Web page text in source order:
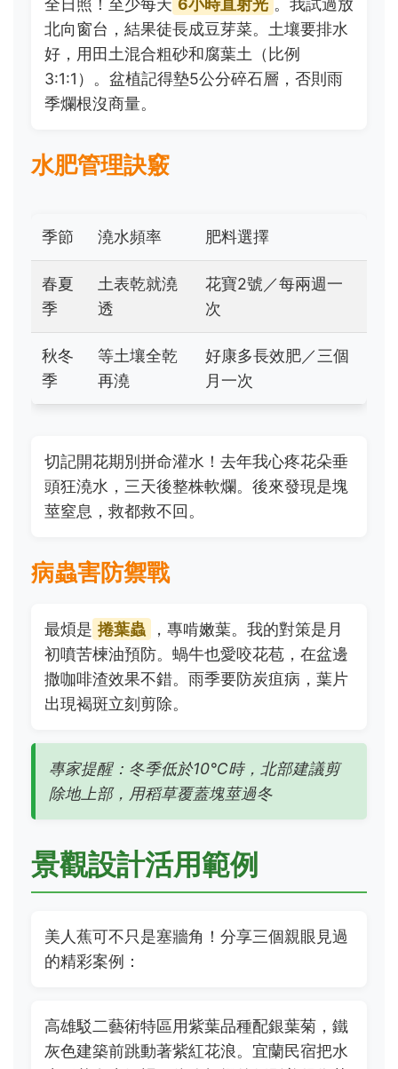
全日照！至少每天 6小時直射光 。我試過放
北向窗台，結果徒長成豆芽菜。土壤要排水
好，用田土混合粗砂和腐葉土（比例
3:1:1）。盆植記得墊5公分碎石層，否則雨
季爛根沒商量。
水肥管理訣竅
季節 澆水頻率 肥料選擇
春夏
季
土表乾就澆
透
花寶2號／每兩週一
次
秋冬
季
等土壤全乾
再澆
好康多長效肥／三個
月一次
切記開花期別拼命灌水！去年我心疼花朵垂
頭狂澆水，三天後整株軟爛。後來發現是塊
莖窒息，救都救不回。
病蟲害防禦戰
最煩是 捲葉蟲
，專啃嫩葉。我的對策是月
初噴苦楝油預防。蝸牛也愛咬花苞，在盆邊
撒咖啡渣效果不錯。雨季要防炭疽病，葉片
出現褐斑立刻剪除。
專家提醒：冬季低於10℃時，北部建議剪
除地上部，用稻草覆蓋塊莖過冬
景觀設計活用範例
美人蕉可不只是塞牆角！分享三個親眼見過
的精彩案例：
高雄駁二藝術特區用紫葉品種配銀葉菊，鐵
灰色建築前跳動著紫紅花浪。宜蘭民宿把水